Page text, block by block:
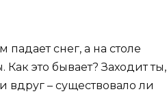
снег, а на столе
это бывает? Заходит ты,
– существовало ли